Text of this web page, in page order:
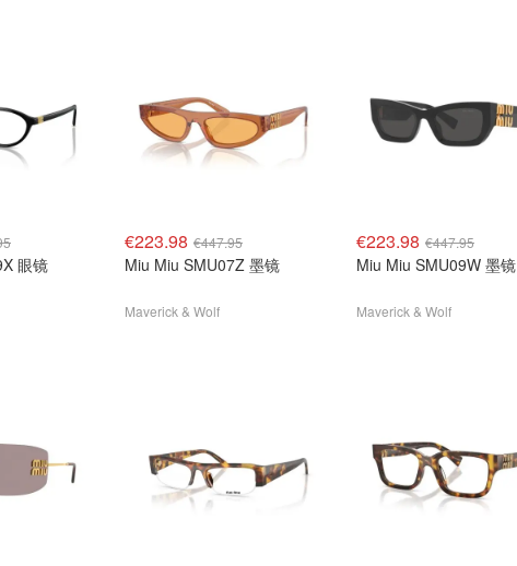
眼镜
€223.98 €447.95
Miu Miu SMU07Z 墨镜
Maverick & Wolf
€223.98 €447.95
Miu Miu SMU09W 墨镜
Maverick & Wolf